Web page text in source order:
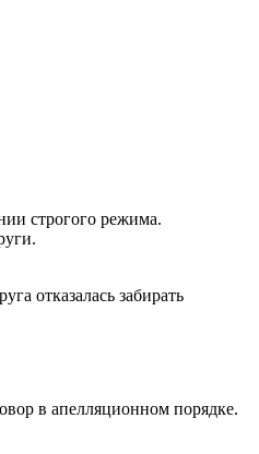
строгого режима.
отказалась забирать
в апелляционном порядке.